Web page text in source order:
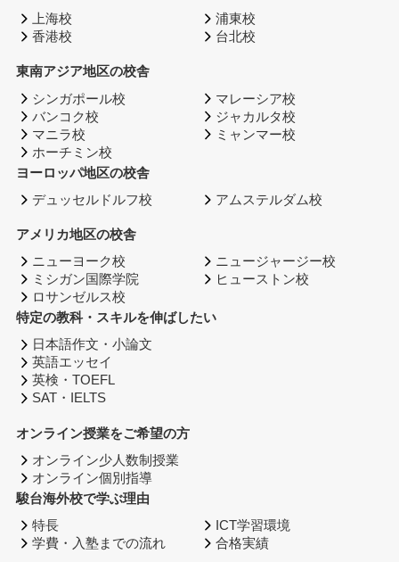
上海校
香港校
浦東校
台北校
東南アジア地区の校舎
シンガポール校
バンコク校
マニラ校
ホーチミン校
マレーシア校
ジャカルタ校
ミャンマー校
ヨーロッパ地区の校舎
デュッセルドルフ校
アムステルダム校
アメリカ地区の校舎
ニューヨーク校
ミシガン国際学院
ロサンゼルス校
ニュージャージー校
ヒューストン校
特定の教科・スキルを伸ばしたい
日本語作文・小論文
英語エッセイ
英検・TOEFL
SAT・IELTS
オンライン授業をご希望の方
オンライン少人数制授業
オンライン個別指導
駿台海外校で学ぶ理由
特長
学費・入塾までの流れ
ICT学習環境
合格実績